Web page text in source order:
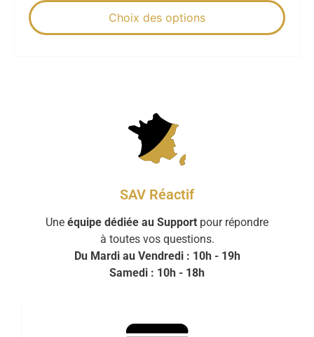
Choix des options
SAV Réactif
Une équipe dédiée au Support pour répondre
à toutes vos questions.
Du Mardi au Vendredi : 10h - 19h
Samedi : 10h - 18h